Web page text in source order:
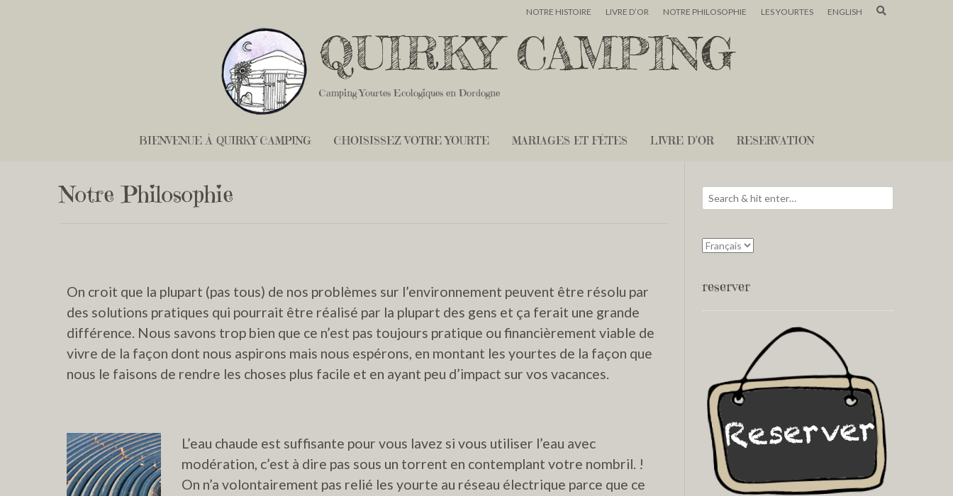
NOTRE HISTOIRE LIVRE D’OR NOTRE PHILOSOPHIE LES YOURTES ENGLISH
QUIRKY CAMPING
Camping Yourtes Ecologiques en Dordogne
BIENVENUE À QUIRKY CAMPING CHOISISSEZ VOTRE YOURTE MARIAGES ET FÊTES LIVRE D’OR RESERVATION
Notre Philosophie
On croit que la plupart (pas tous) de nos problèmes sur l’environnement peuvent être résolu par
des solutions pratiques qui pourrait être réalisé par la plupart des gens et ça ferait une grande
différence. Nous savons trop bien que ce n’est pas toujours pratique ou financièrement viable de
vivre de la façon dont nous aspirons mais nous espérons, en montant les yourtes de la façon que
nous le faisons de rendre les choses plus facile et en ayant peu d’impact sur vos vacances.
L’eau chaude est suffisante pour vous lavez si vous utiliser l’eau avec
modération, c’est à dire pas sous un torrent en contemplant votre nombril. !
On n’a volontairement pas relié les yourte au réseau électrique parce que ce
reserver